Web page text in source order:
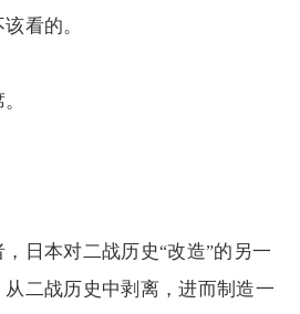
看的。
日本对二战历史“改造”的另一
二战历史中剥离，进而制造一